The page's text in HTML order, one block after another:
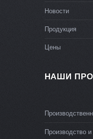
Новости
Продукция
Цены
НАШИ
Производство